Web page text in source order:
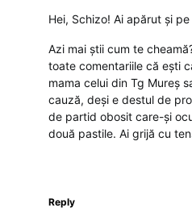
Hei, Schizo! Ai apărut și
Azi mai știi cum te
toate comentariile că ești
mama celui din Tg Mureș
cauză, deși e destul de
de partid obosit care-și
două pastile. Ai grijă cu
Reply